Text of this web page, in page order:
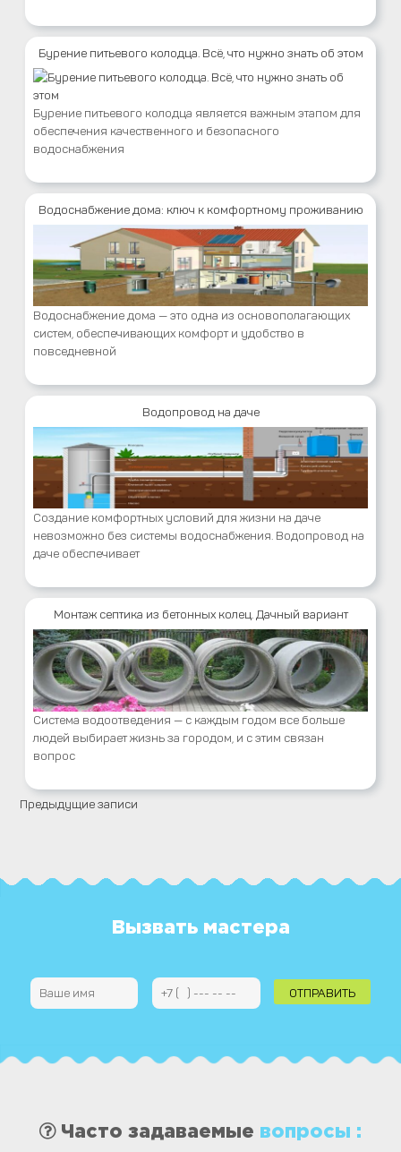
Бурение питьевого колодца. Всё, что нужно знать об этом
Бурение питьевого колодца является важным этапом для
обеспечения качественного и безопасного
водоснабжения
Водоснабжение дома: ключ к комфортному проживанию
Водоснабжение дома — это одна из основополагающих
систем, обеспечивающих комфорт и удобство в
повседневной
Водопровод на даче
Создание комфортных условий для жизни на даче
невозможно без системы водоснабжения. Водопровод на
даче обеспечивает
Монтаж септика из бетонных колец. Дачный вариант
Система водоотведения — с каждым годом все больше
людей выбирает жизнь за городом, и с этим связан
вопрос
Навигация
Предыдущие записи
Вызвать мастера
Часто задаваемые вопросы :